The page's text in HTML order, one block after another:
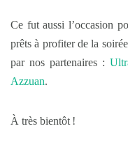
Ce fut aussi l’occasion
prêts à profiter de la
par nos partenaires :
Azzuan.
À très bientôt !